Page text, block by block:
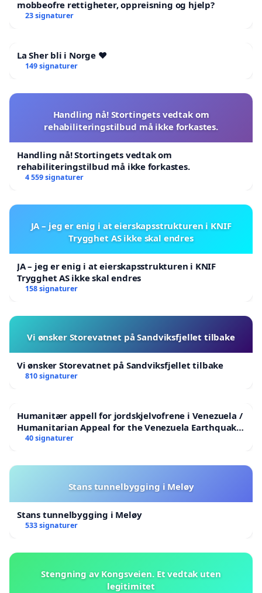
mobbeofre rettigheter, oppreisning og hjelp?
23 signaturer
La Sher bli i Norge ❤️
149 signaturer
Handling nå! Stortingets vedtak om
rehabiliteringstilbud må ikke forkastes.
Handling nå! Stortingets vedtak om
rehabiliteringstilbud må ikke forkastes.
4 559 signaturer
JA – jeg er enig i at eierskapsstrukturen i KNIF
Trygghet AS ikke skal endres
JA – jeg er enig i at eierskapsstrukturen i KNIF
Trygghet AS ikke skal endres
158 signaturer
Vi ønsker Storevatnet på Sandviksfjellet tilbake
Vi ønsker Storevatnet på Sandviksfjellet tilbake
810 signaturer
Humanitær appell for jordskjelvofrene i Venezuela /
Humanitarian Appeal for the Venezuela Earthquake
Victims
40 signaturer
Stans tunnelbygging i Meløy
Stans tunnelbygging i Meløy
533 signaturer
Stengning av Kongsveien. Et vedtak uten
legitimitet